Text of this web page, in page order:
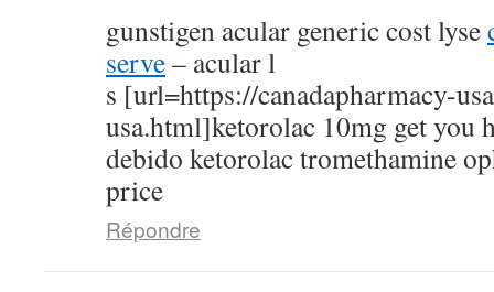
gunstigen acular generic cost lyse
serve– acular l
s [url=https://canadapharmacy-
usa.html]ketorolac 10mg get you
debido ketorolac tromethamine
price
Répondre